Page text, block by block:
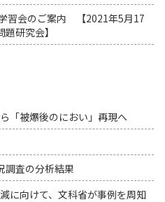
習会のご案内 【2021年5月17
研究会】
「被爆後のにおい」再現へ
調査の分析結果
に向けて、文科省が事例を周知